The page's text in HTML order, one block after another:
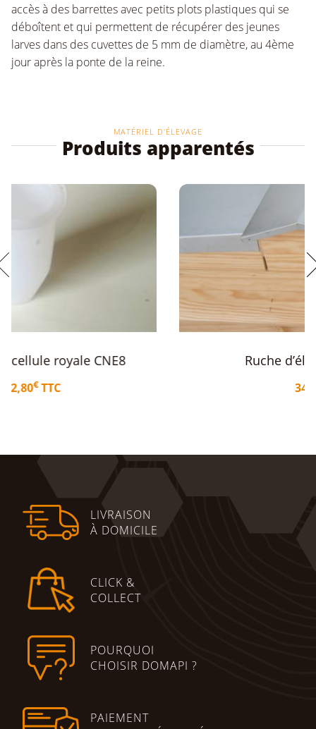
accès à des barrettes avec petits plots plastiques qui se
déboîtent et qui permettent de récupérer des jeunes
larves dans des cuvettes de 5 mm de diamètre, au 4ème
jour après la ponte de la reine.
MATÉRIEL D'ÉLEVAGE
Produits apparentés
Ruche d’élevage 10 + 6 + 10
LIVRAISON
À DOMICILE
CLICK &
COLLECT
POURQUOI
CHOISIR DOMAPI ?
PAIEMENT